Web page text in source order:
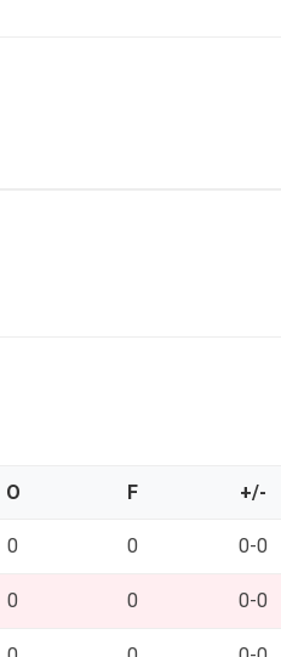
O F +/-
0 0 0-0
0 0 0-0